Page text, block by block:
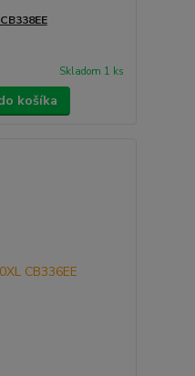
Skladom 1 ks
košíka